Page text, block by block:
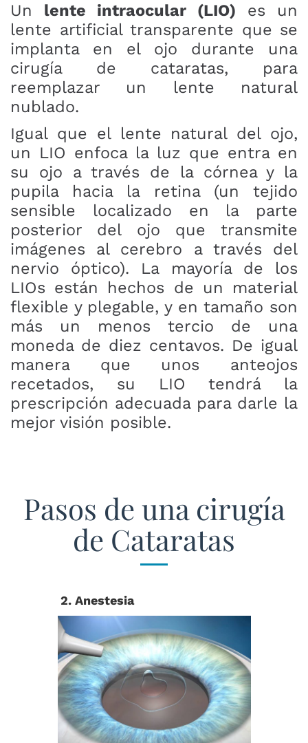
Un lente intraocular (LIO) es un
lente artificial transparente que se
implanta en el ojo durante una
cirugía de cataratas, para
reemplazar un lente natural
nublado.
Igual que el lente natural del ojo,
un LIO enfoca la luz que entra en
su ojo a través de la córnea y la
pupila hacia la retina (un tejido
sensible localizado en la parte
posterior del ojo que transmite
imágenes al cerebro a través del
nervio óptico). La mayoría de los
LIOs están hechos de un material
flexible y plegable, y en tamaño son
más un menos tercio de una
moneda de diez centavos. De igual
manera que unos anteojos
recetados, su LIO tendrá la
prescripción adecuada para darle la
mejor visión posible.
Pasos de una cirugía
de Cataratas
2. Anestesia